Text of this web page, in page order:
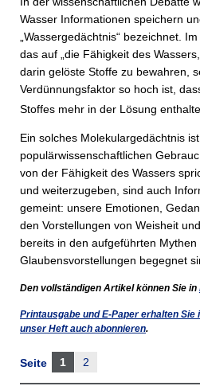
Wasser Informationen speichern
„Wassergedächtnis“ bezeichnet.
das auf „die Fähigkeit des
darin gelöste Stoffe zu bewahren,
Verdünnungsfaktor so hoch ist,
Stoffes mehr in der Lösung
Ein solches Molekulargedächtnis
populärwissenschaftlichen
von der Fähigkeit des Wassers
und weiterzugeben, sind auch
gemeint: unsere Emotionen,
den Vorstellungen von Weisheit
bereits in den aufgeführten Mythen
Glaubensvorstellungen begegnet
Den vollständigen Artikel können Sie in
Printausgabe und E-Paper erhalten Sie
unser Heft auch abonnieren.
Seite 1 2